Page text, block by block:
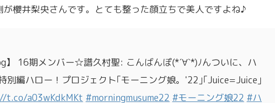
櫻井梨央さんです。とても整った顔立ちで美人ですよね♪
】 16期メンバー☆譜久村聖: こんばんぽ(*ˊ∀ˋ*)ﾉんついに、ハ
別編ハロー！プロジェクト｢モーニング娘。'22｣｢Juice=Juice｣
t.co/a03wKdkMKt #morningmusume22 #モーニング娘22 #ハ